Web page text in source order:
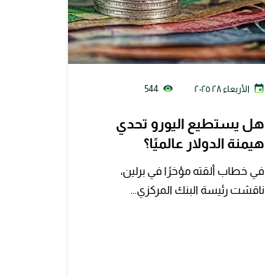
544 الأربعاء ٢٨ ٢٠٢٥
هل يستطيع اليورو تحدي
هيمنة الدولار عالميًا؟
في خطاب ألقته مؤخرًا في برلين،
ناقشت رئيسة البنك المركزي...